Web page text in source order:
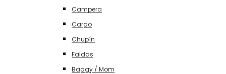
Campera
Cargo
Chupín
Faldas
Baggy / Mom